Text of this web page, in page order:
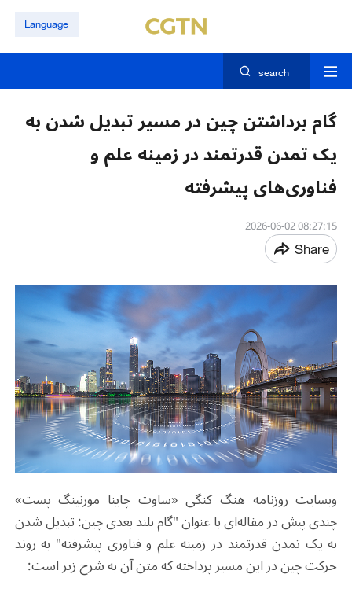
Language
search
گام برداشتن چین در مسیر تبدیل شدن به
یک تمدن قدرتمند در زمینه علم و
فناوری‌های پیشرفته
08:27:15 2026-06-02
Share
وبسایت روزنامه هنگ کنگی «ساوت چاینا مورنینگ پست»
چندی پیش در مقاله‌ای با عنوان "گام بلند بعدی چین: تبدیل شدن
به یک تمدن قدرتمند در زمینه علم و فناوری پیشرفته" به روند
حرکت چین در این مسیر پرداخته که متن آن به شرح زیر است: